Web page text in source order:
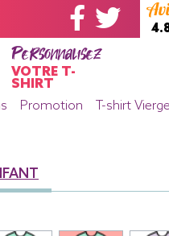
Personnalisez
VOTRE T-
SHIRT
Promotion T-shirt Vierge